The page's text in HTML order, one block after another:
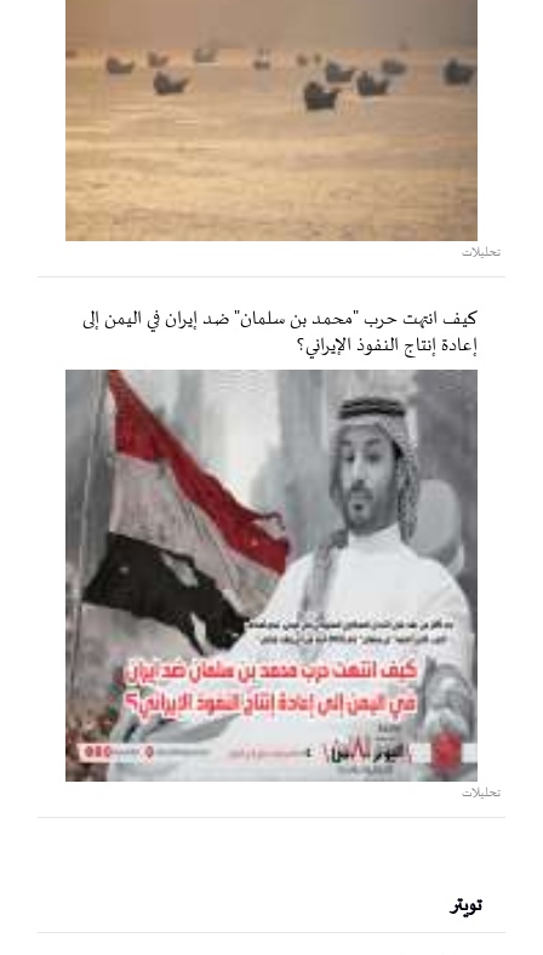
تحليلات
كيف انتهت حرب "محمد بن سلمان" ضد إيران في اليمن إلى
إعادة إنتاج النفوذ الإيراني؟
تحليلات
تويتر